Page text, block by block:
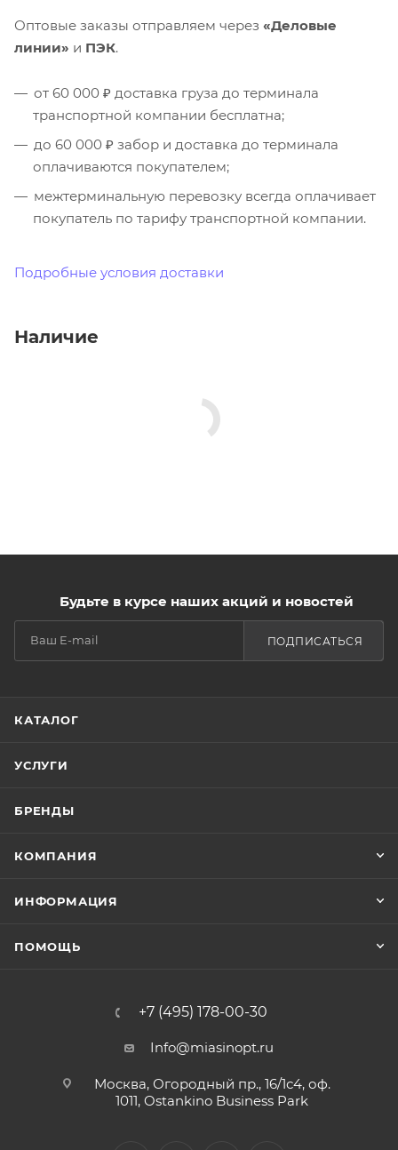
Оптовые заказы отправляем через «Деловые
линии» и ПЭК.
от 60 000 ₽ доставка груза до терминала
транспортной компании бесплатна;
до 60 000 ₽ забор и доставка до терминала
оплачиваются покупателем;
межтерминальную перевозку всегда оплачивает
покупатель по тарифу транспортной компании.
Подробные условия доставки
Наличие
Будьте в курсе наших акций и новостей
ПОДПИСАТЬСЯ
КАТАЛОГ
УСЛУГИ
БРЕНДЫ
КОМПАНИЯ
ИНФОРМАЦИЯ
ПОМОЩЬ
+7 (495) 178-00-30
Info@miasinopt.ru
Москва, Огородный пр., 16/1с4, оф.
1011, Ostankino Business Park